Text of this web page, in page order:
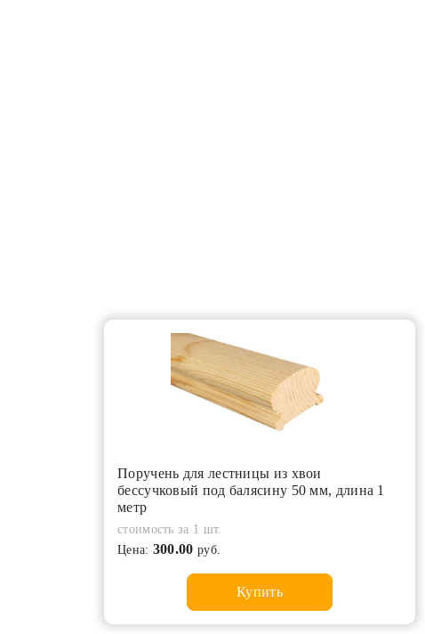
Поручень для лестницы из хвои
бессучковый под балясину 50 мм, длина 1
метр
стоимость за 1 шт.
Цена: 300.00 руб.
Купить